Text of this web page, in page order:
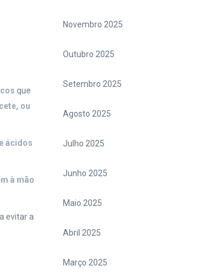
que
ou
ácidos
à mão
evitar a
Novembro 2025
Outubro 2025
Setembro 2025
Agosto 2025
Julho 2025
Junho 2025
Maio 2025
Abril 2025
Março 2025